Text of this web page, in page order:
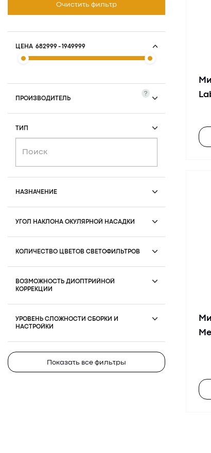
Очистить фильтр
ЦЕНА 682999 - 1949999
?
ПРОИЗВОДИТЕЛЬ
ТИП
НАЗНАЧЕНИЕ
УГОЛ НАКЛОНА ОКУЛЯРНОЙ НАСАДКИ
КОЛИЧЕСТВО ЦВЕТОВ СВЕТОФИЛЬТРОВ
ВОЗМОЖНОСТЬ ДИОПТРИЙНОЙ
КОРРЕКЦИИ
УРОВЕНЬ СЛОЖНОСТИ СБОРКИ И
НАСТРОЙКИ
Показать все фильтры